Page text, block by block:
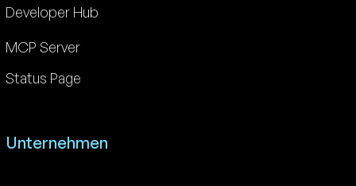
Developer Hub
MCP Server
Status Page
Unternehmen